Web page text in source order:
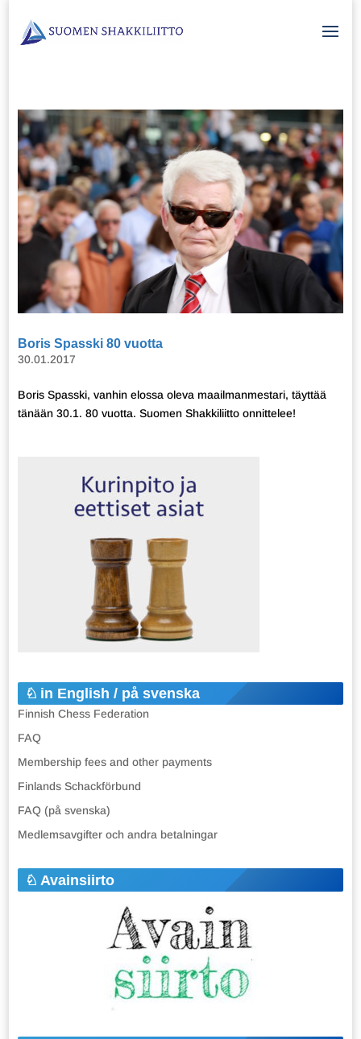
Boris Spasski 80 vuotta
30.01.2017
Boris Spasski, vanhin elossa oleva maailmanmestari, täyttää
tänään 30.1. 80 vuotta. Suomen Shakkiliitto onnittelee!
in English / på svenska
Finnish Chess Federation
FAQ
Membership fees and other payments
Finlands Schackförbund
FAQ (på svenska)
Medlemsavgifter och andra betalningar
Avainsiirto